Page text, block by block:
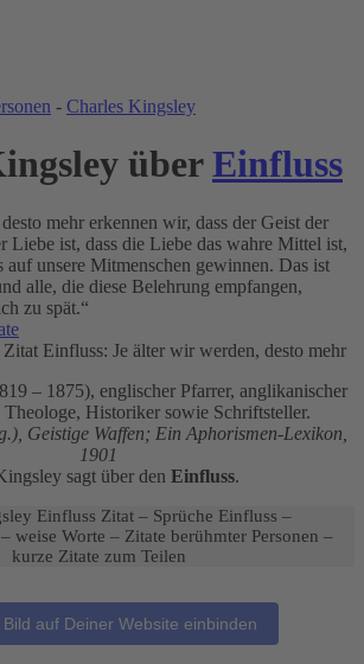
- Charles Kingsley
überEinfluss
mehr erkennen wir, dass der Geist der
Liebe ist, dass die Liebe das wahre Mittel ist,
unsere Mitmenschen gewinnen. Das ist
alle, die diese Belehrung empfangen,
zu spät.“
– 1875), englischer Pfarrer, anglikanischer
Historiker sowie Schriftsteller.
Geistige Waffen; Ein Aphorismen-Lexikon,
1901
sagt über den Einfluss.
Einfluss Zitat – Sprüche Einfluss –
weise Worte – Zitate berühmter Personen –
kurze Zitate zum Teilen
auf Deiner Website einbinden